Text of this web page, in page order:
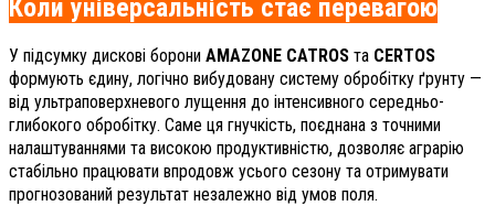
Коли універсальність стає перевагою
У підсумку дискові борони AMAZONE CATROS та CERTOS
формують єдину, логічно вибудовану систему обробітку ґрунту —
від ультраповерхневого лущення до інтенсивного середньо-
глибокого обробітку. Саме ця гнучкість, поєднана з точними
налаштуваннями та високою продуктивністю, дозволяє аграрію
стабільно працювати впродовж усього сезону та отримувати
прогнозований результат незалежно від умов поля.